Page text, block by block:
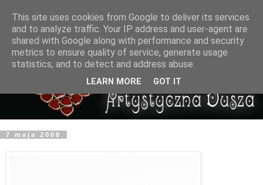
7 maja 2008
This site uses cookies from Google to deliver its services
and to analyze traffic. Your IP address and user-agent are
shared with Google along with performance and security
metrics to ensure quality of service, generate usage
statistics, and to detect and address abuse.
LEARN MORE GOT IT